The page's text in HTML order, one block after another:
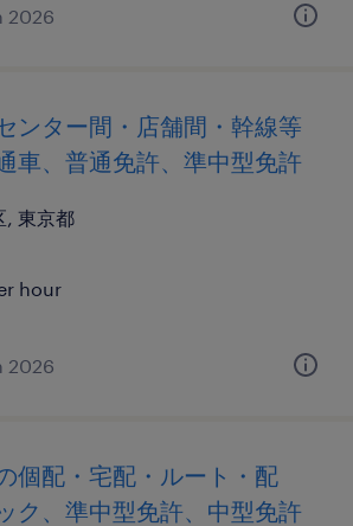
2026
ンター間・店舗間・幹線等
車、普通免許、準中型免許
, 東京都
hour
2026
個配・宅配・ルート・配
ク、準中型免許、中型免許